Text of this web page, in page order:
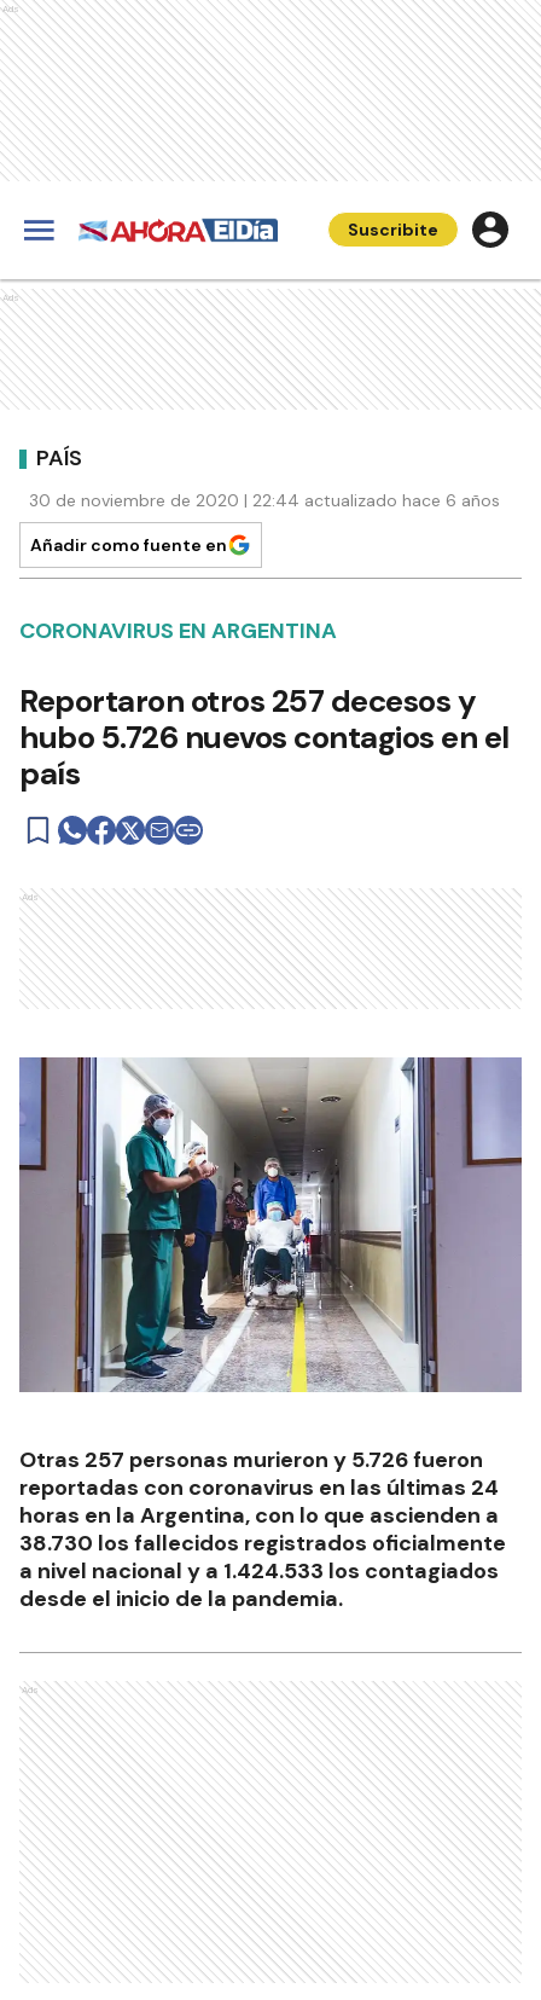
Ads
Suscribite
Ads
PAÍS
30 de noviembre de 2020 | 22:44 actualizado hace 6 años
Añadir como fuente en
CORONAVIRUS EN ARGENTINA
Reportaron otros 257 decesos y
hubo 5.726 nuevos contagios en el
país
Ads
Otras 257 personas murieron y 5.726 fueron
reportadas con coronavirus en las últimas 24
horas en la Argentina, con lo que ascienden a
38.730 los fallecidos registrados oficialmente
a nivel nacional y a 1.424.533 los contagiados
desde el inicio de la pandemia.
Ads